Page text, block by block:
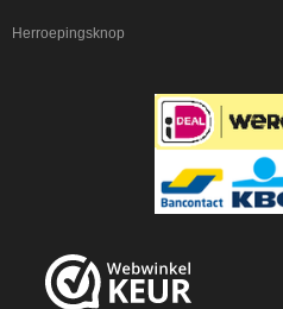
Herroepingsknop